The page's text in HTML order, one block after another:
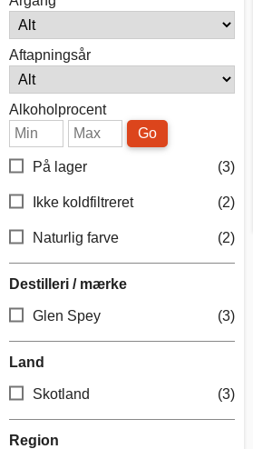
Aftapningsår
Alkoholprocent
Go
På lager (3)
Ikke koldfiltreret (2)
Naturlig farve (2)
Destilleri / mærke
Glen Spey (3)
Land
Skotland (3)
Region